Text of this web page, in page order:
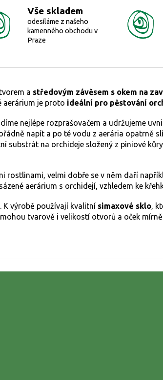
Vše skladem
odesíláme z našeho
kamenného obchodu v
Praze
a středovým závěsem s okem na
aerárium je proto ideální pro pěstování
nejlépe rozprašovačem a udržujeme
napít a po té vodu z aerária opatrně
substrát na orchideje složený z piniové
rostlinami, velmi dobře se v něm daří
aerárium s orchidejí, vzhledem ke
. K výrobě používají kvalitní simaxové sklo,
tvarově i velikostí otvorů a oček